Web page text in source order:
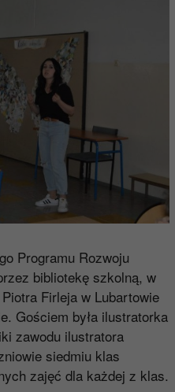
Programu Rozwoju
bibliotekę szkolną, w
Firleja w Lubartowie
Gościem była ilustratorka
zawodu ilustratora
siedmiu klas
zajęć dla każdej z klas.